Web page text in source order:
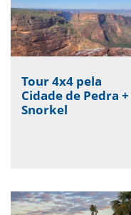
Tour 4x4 pela
Cidade de Pedra +
Snorkel